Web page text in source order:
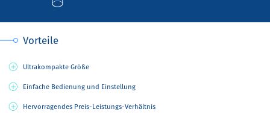
Vorteile
Ultrakompakte Größe
Einfache Bedienung und Einstellung
Hervorragendes Preis-Leistungs-Verhältnis